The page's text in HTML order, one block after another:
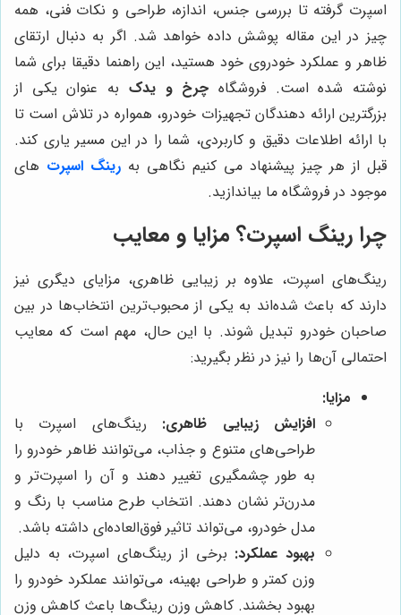
اسپرت گرفته تا بررسی جنس، اندازه، طراحی و نکات فنی، همه
چیز در این مقاله پوشش داده خواهد شد. اگر به دنبال ارتقای
ظاهر و عملکرد خودروی خود هستید، این راهنما دقیقا برای شما
نوشته شده است. فروشگاه چرخ و یدک به عنوان یکی از
بزرگترین ارائه دهندگان تجهیزات خودرو، همواره در تلاش است تا
با ارائه اطلاعات دقیق و کاربردی، شما را در این مسیر یاری کند.
قبل از هر چیز پیشنهاد می کنیم نگاهی به رینگ اسپرت های
موجود در فروشگاه ما بیاندازید.
چرا رینگ اسپرت؟ مزایا و معایب
رینگ‌های اسپرت، علاوه بر زیبایی ظاهری، مزایای دیگری نیز
دارند که باعث شده‌اند به یکی از محبوب‌ترین انتخاب‌ها در بین
صاحبان خودرو تبدیل شوند. با این حال، مهم است که معایب
احتمالی آن‌ها را نیز در نظر بگیرید:
مزایا:
افزایش زیبایی ظاهری: رینگ‌های اسپرت با
طراحی‌های متنوع و جذاب، می‌توانند ظاهر خودرو را
به طور چشمگیری تغییر دهند و آن را اسپرت‌تر و
مدرن‌تر نشان دهند. انتخاب طرح مناسب با رنگ و
مدل خودرو، می‌تواند تاثیر فوق‌العاده‌ای داشته باشد.
بهبود عملکرد: برخی از رینگ‌های اسپرت، به دلیل
وزن کمتر و طراحی بهینه، می‌توانند عملکرد خودرو را
بهبود بخشند. کاهش وزن رینگ‌ها باعث کاهش وزن